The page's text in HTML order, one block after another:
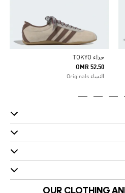
حذاء TOKYO
OMR 52.50
النساء Originals